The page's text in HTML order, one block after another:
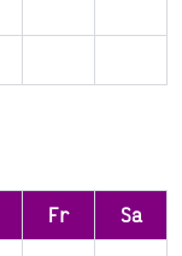
Fr Sa